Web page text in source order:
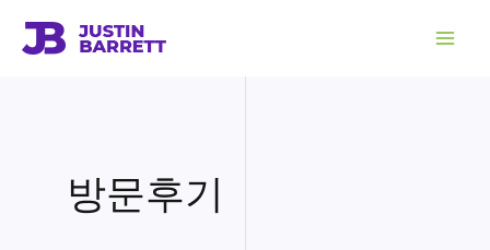
방문후기